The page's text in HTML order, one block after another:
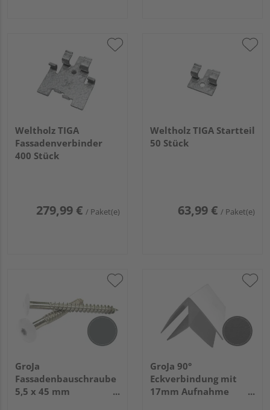
Weltholz TIGA
Fassadenverbinder
400 Stück
279,99 € / Paket(e)
Weltholz TIGA Startteil
50 Stück
63,99 € / Paket(e)
GroJa
Fassadenbauschraube
5,5 x 45 mm
GroJa 90°
Eckverbindung mit
17mm Aufnahme